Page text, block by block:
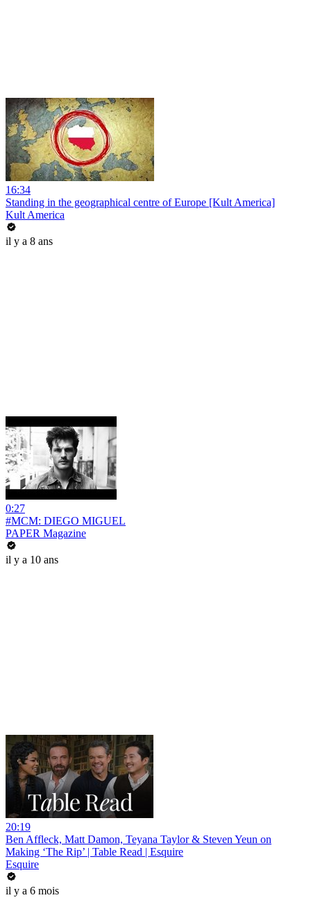
16:34
Standing in the geographical centre of Europe [Kult America]
Kult America
il y a 8 ans
0:27
#MCM: DIEGO MIGUEL
PAPER Magazine
il y a 10 ans
20:19
Ben Affleck, Matt Damon, Teyana Taylor & Steven Yeun on
Making ‘The Rip’ | Table Read | Esquire
Esquire
il y a 6 mois